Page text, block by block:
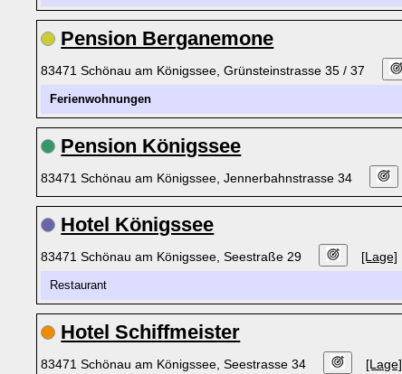
Pension Berganemone
83471 Schönau am Königssee, Grünsteinstrasse 35 / 37
Ferienwohnungen
Pension Königssee
83471 Schönau am Königssee, Jennerbahnstrasse 34
Hotel Königssee
83471 Schönau am Königssee, Seestraße 29 [Lage]
Restaurant
Hotel Schiffmeister
83471 Schönau am Königssee, Seestrasse 34 [Lage]